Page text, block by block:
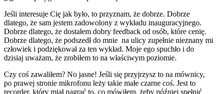
Jeśli interesuje Cię jak było, to przyznam, że dobrze. Dobrze
dlatego, że sam jestem zadowolony z wykładu inauguracyjnego.
Dobrze dlatego, że dostałem dobry feedback od osób, które cenię.
Dobrze dlatego, że podszedł do mnie na ulicy zupełnie nieznany mi
człowiek i podziękował za ten wykład. Moje ego spuchło i do
dzisiaj uważam, że zrobiłem to na właściwym poziomie.
Czy coś zawaliłem? No jasne! Jeśli się przyjrzysz to na mównicy,
po prawej stronie mikrofonu leży takie małe czarne coś. Jest to
recorder, który miał nagrać to, co mówiłem, żeby później spełnić